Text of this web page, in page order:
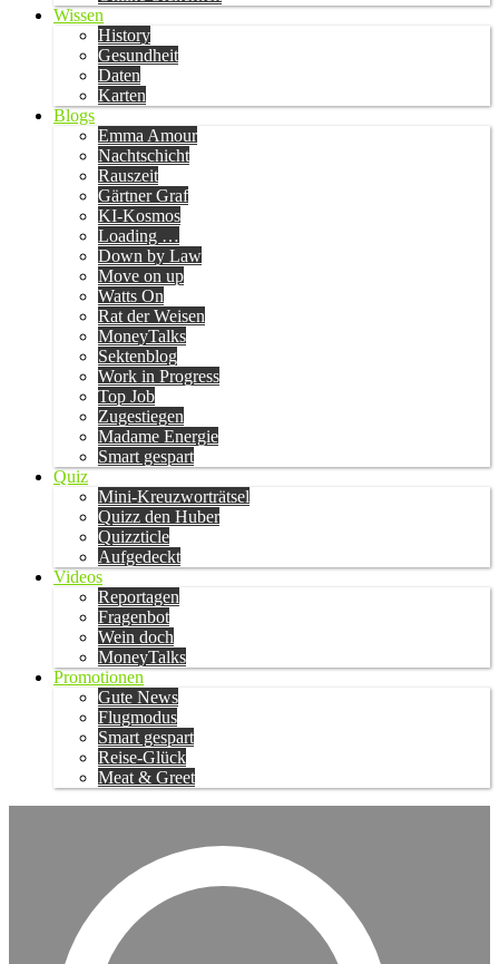
Wissen
History
Gesundheit
Daten
Karten
Blogs
Emma Amour
Nachtschicht
Rauszeit
Gärtner Graf
KI-Kosmos
Loading …
Down by Law
Move on up
Watts On
Rat der Weisen
MoneyTalks
Sektenblog
Work in Progress
Top Job
Zugestiegen
Madame Energie
Smart gespart
Quiz
Mini-Kreuzworträtsel
Quizz den Huber
Quizzticle
Aufgedeckt
Videos
Reportagen
Fragenbot
Wein doch
MoneyTalks
Promotionen
Gute News
Flugmodus
Smart gespart
Reise-Glück
Meat & Greet